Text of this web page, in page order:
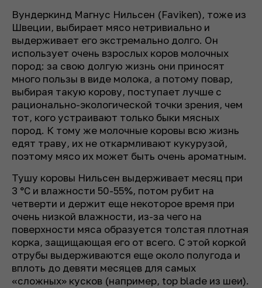
Вундеркинд Магнус Нильсен (Faviken), тоже из
Швеции, выбирает мясо нетривиально и
выдерживает его экстремально долго. Он
использует очень взрослых коров молочных
пород: за свою долгую жизнь они приносят
много пользы в виде молока, а потому повар,
выбирая такую корову, поступает лучше с
рационально-экологической точки зрения, чем
тот, кого устраивают только быки мясных
пород. К тому же молочные коровы всю жизнь
едят траву, их не откармливают кукурузой,
поэтому мясо их может быть очень ароматным.
Тушу коровы Нильсен выдерживает месяц при
3 °C и влажности 50-55%, потом рубит на
четверти и держит еще некоторое время при
очень низкой влажности, из-за чего на
поверхности мяса образуется толстая плотная
корка, защищающая его от всего. С этой коркой
отрубы выдерживаются еще около полугода и
вплоть до девяти месяцев для самых
«сложных» кусков (например, top blade из шеи).